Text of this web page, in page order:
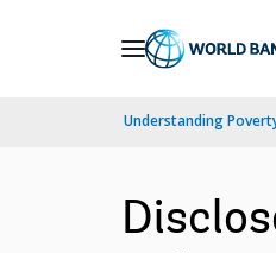
Understanding